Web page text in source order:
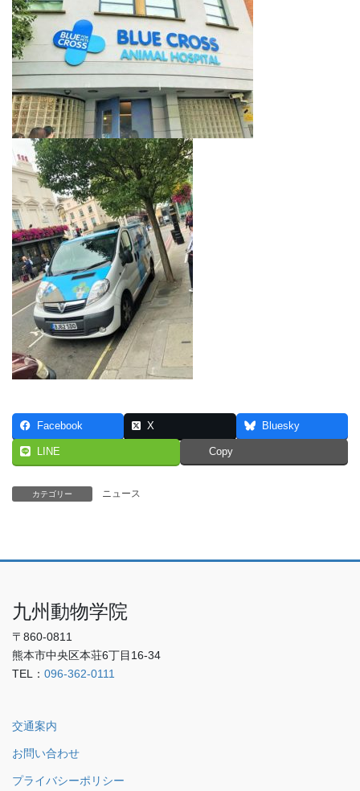
Facebook X Bluesky
LINE Copy
カテゴリー ニュース
九州動物学院
〒860-0811
熊本市中央区本荘6丁目16-34
TEL： 096-362-0111
交通案内
お問い合わせ
プライバシーポリシー